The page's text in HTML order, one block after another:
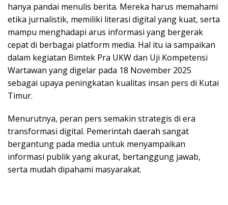
hanya pandai menulis berita. Mereka harus memahami
etika jurnalistik, memiliki literasi digital yang kuat, serta
mampu menghadapi arus informasi yang bergerak
cepat di berbagai platform media. Hal itu ia sampaikan
dalam kegiatan Bimtek Pra UKW dan Uji Kompetensi
Wartawan yang digelar pada 18 November 2025
sebagai upaya peningkatan kualitas insan pers di Kutai
Timur.
Menurutnya, peran pers semakin strategis di era
transformasi digital. Pemerintah daerah sangat
bergantung pada media untuk menyampaikan
informasi publik yang akurat, bertanggung jawab,
serta mudah dipahami masyarakat.